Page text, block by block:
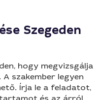
Szegeden
hogy megvizsgálja
szakember legyen
Írja le a feladatot,